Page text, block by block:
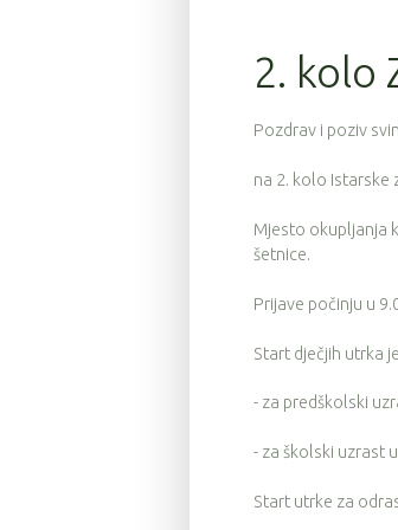
2. kolo
Pozdrav i poziv
na 2. kolo Istarske
Mjesto okupljanja
šetnice.
Prijave počinju u
Start dječjih utrka
- za predškolski
- za školski uzrast
Start utrke za